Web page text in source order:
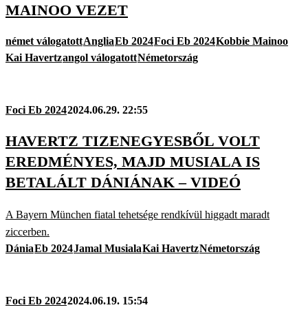
MAINOO VEZET
német válogatottAngliaEb 2024Foci Eb 2024Kobbie Mainoo
Kai Havertzangol válogatottNémetország
Foci Eb 20242024.06.29. 22:55
HAVERTZ TIZENEGYESBŐL VOLT
EREDMÉNYES, MAJD MUSIALA IS
BETALÁLT DÁNIÁNAK – VIDEÓ
A Bayern München fiatal tehetsége rendkívül higgadt maradt
ziccerben.
DániaEb 2024Jamal MusialaKai HavertzNémetország
Foci Eb 20242024.06.19. 15:54